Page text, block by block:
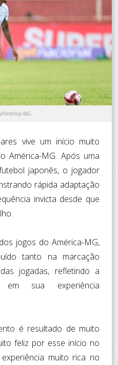
América-MG
vive um início muito
América-MG. Após uma
japonês, o jogador
rápida adaptação
invicta desde que
jogos do América-MG,
tanto na marcação
jogadas, refletindo a
em sua experiência
é resultado de muito
feliz por esse início no
muito rica no